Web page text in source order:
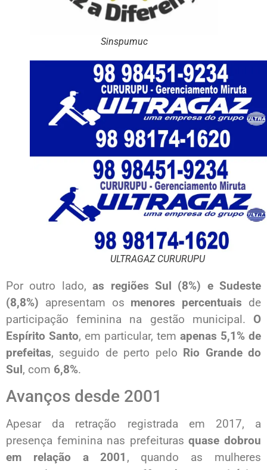
Sinspumuc
ULTRAGAZ CURURUPU
Por outro lado,as regiões Sul (8%) e Sudeste
(8,8%) apresentam os menores percentuais de
participação feminina na gestão municipal. O
Espírito Santo, em particular, tem apenas 5,1% de
prefeitas, seguido de perto pelo Rio Grande do
Sul, com 6,8%.
Avanços desde 2001
Apesar da retração registrada em 2017, a
presença feminina nas prefeiturasquase dobrou
em relação a 2001 , quando as mulheres